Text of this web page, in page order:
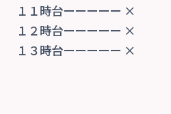
１１時台ーーーーー ×
１２時台ーーーーー ×
１３時台ーーーーー ×